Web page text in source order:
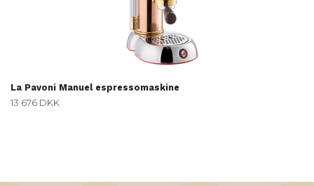
La Pavoni Manuel espressomaskine
13 676 DKK